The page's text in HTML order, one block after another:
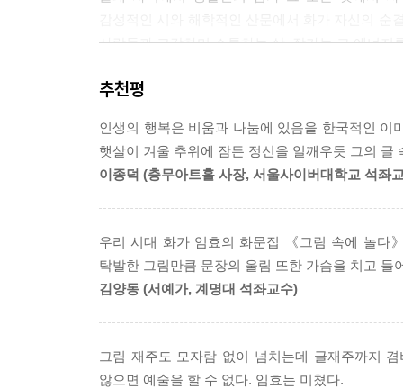
사람들과 교감하며 소통하는 삶. 작가는 그 에너
▶보이지 않는 희망을 응시하는 도깨비 같은 삶
“컴퓨터는 도깨비를 만들지 못하지만 사람은 도
허망함이 있고 실망이 있고 낙담이 있기 때문에
채우고 비우고 다시 채워 가는 과정, 그것이 임효
다하면 돌아와 시어로 표현하고 있다. 이렇게
아버지로서의 안타까움, 아내와의 운명적인 첫
순수함이 그대로 드러나는 대목이다.
독일의 바드 도버란에서 고독을 벗 삼아 ‘하늘’
치열한 모습을 보여준다.
추천평
인생의 행복은 비움과 나눔에 있음을 한국적인
햇살이 겨울 추위에 잠든 정신을 일깨우듯 그의
이종덕 (충무아트홀 사장, 서울사이버대학교 석좌
우리 시대 화가 임효의 화문집 《그림 속에 놀다
탁발한 그림만큼 문장의 울림 또한 가슴을 치고 들
김양동 (서예가, 계명대 석좌교수)
그림 재주도 모자람 없이 넘치는데 글재주까지
않으면 예술을 할 수 없다. 임효는 미쳤다.